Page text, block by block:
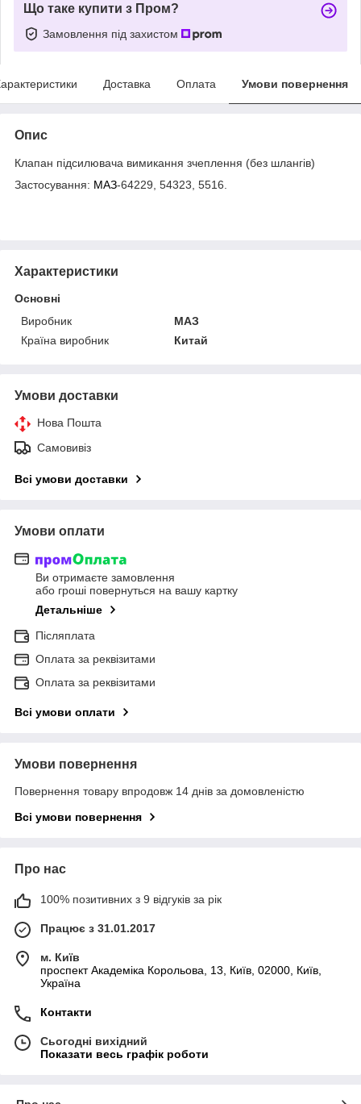
Що таке купити з Пром?
Замовлення під захистом
Доставка Оплата Умови повернення
Опис
Клапан підсилювача вимикання зчеплення (без шлангів)
Застосування: МАЗ-64229, 54323, 5516.
Характеристики
Основні
Виробник
МАЗ
Країна виробник
Китай
Умови доставки
Нова Пошта
Самовивіз
Всі умови доставки
Умови оплати
Ви отримаєте замовлення
або гроші повернуться на вашу картку
Детальніше
Післяплата
Оплата за реквізитами
Оплата за реквізитами
Всі умови оплати
Умови повернення
Повернення товару впродовж 14 днів за домовленістю
Всі умови повернення
Про нас
100% позитивних з 9 відгуків за рік
Працює з 31.01.2017
м. Київ
проспект Академіка Корольова, 13, Київ, 02000, Київ,
Україна
Контакти
Сьогодні вихідний
Показати весь графік роботи